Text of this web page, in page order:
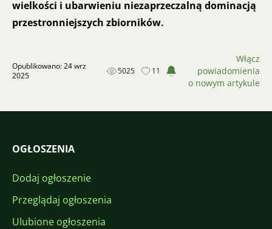
wielkości i ubarwieniu niezaprzeczalną dominacją
przestronniejszych zbiorników.
Opublikowano: 24 wrz
2025
5025 11
Włącz
powiadomienia
o nowym artykule
OGŁOSZENIA
Dodaj ogłoszenie
Przeglądaj ogłoszenia
Ulubione ogłoszenia